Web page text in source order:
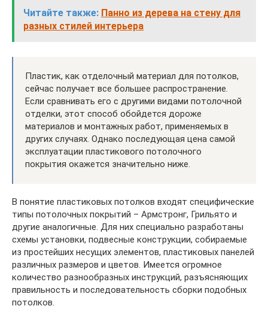
Читайте также: Панно из дерева на стену для
разных стилей интерьера
Пластик, как отделочный материал для потолков,
сейчас получает все большее распространение.
Если сравнивать его с другими видами потолочной
отделки, этот способ обойдется дороже
материалов и монтажных работ, применяемых в
других случаях. Однако последующая цена самой
эксплуатации пластикового потолочного
покрытия окажется значительно ниже.
В понятие пластиковых потолков входят специфические
типы потолочных покрытий – Армстронг, Грильято и
другие аналогичные. Для них специально разработаны
схемы установки, подвесные конструкции, собираемые
из простейших несущих элементов, пластиковых панелей
различных размеров и цветов. Имеется огромное
количество разнообразных инструкций, разъясняющих
правильность и последовательность сборки подобных
потолков.